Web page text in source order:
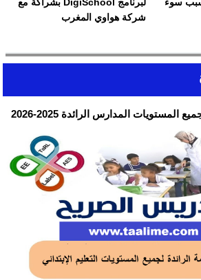
2 فبراير 2026 بسبب سوء
لبرنامج DigiSchool بشراكة مع
شركة هواوي المغرب
المدارس الرائدة 2025-2026